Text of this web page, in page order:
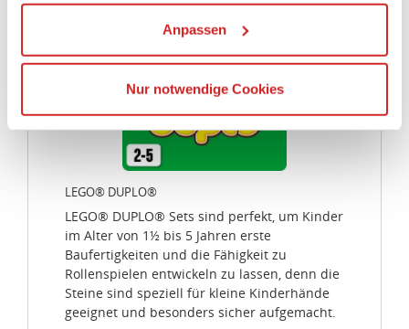
Wenn Sie auf „Alles erlauben“, klicken, werden ein Teil
Ihrer personenbezogener Daten in die USA übertragen.
Die USA ist ein Drittland, dass nicht von einem
Kommission erfasst wird, und daher kein angemessenes
Schutzniveau für personenbezogene Daten bietet. Durch
die Verwendung von Standarddatenschutzklauseln in
Verbindung mit zusätzlichen Maßnahmen zur Sicherung
eines angemessenen Schutzniveaus, garantieren wir,
dass die Datenschutzvorgaben der EU auch bei der
Verarbeitung von Daten in den USA eingehalten werden.
Sie können die Cookie-Einwilligung jederzeit links unten
Anpassen
Nur notwendige Cookies
LEGO® DUPLO®
LEGO® DUPLO® Sets sind perfekt, um Kinder
im Alter von 1½ bis 5 Jahren erste
Baufertigkeiten und die Fähigkeit zu
Rollenspielen entwickeln zu lassen, denn die
Steine sind speziell für kleine Kinderhände
geeignet und besonders sicher aufgemacht.